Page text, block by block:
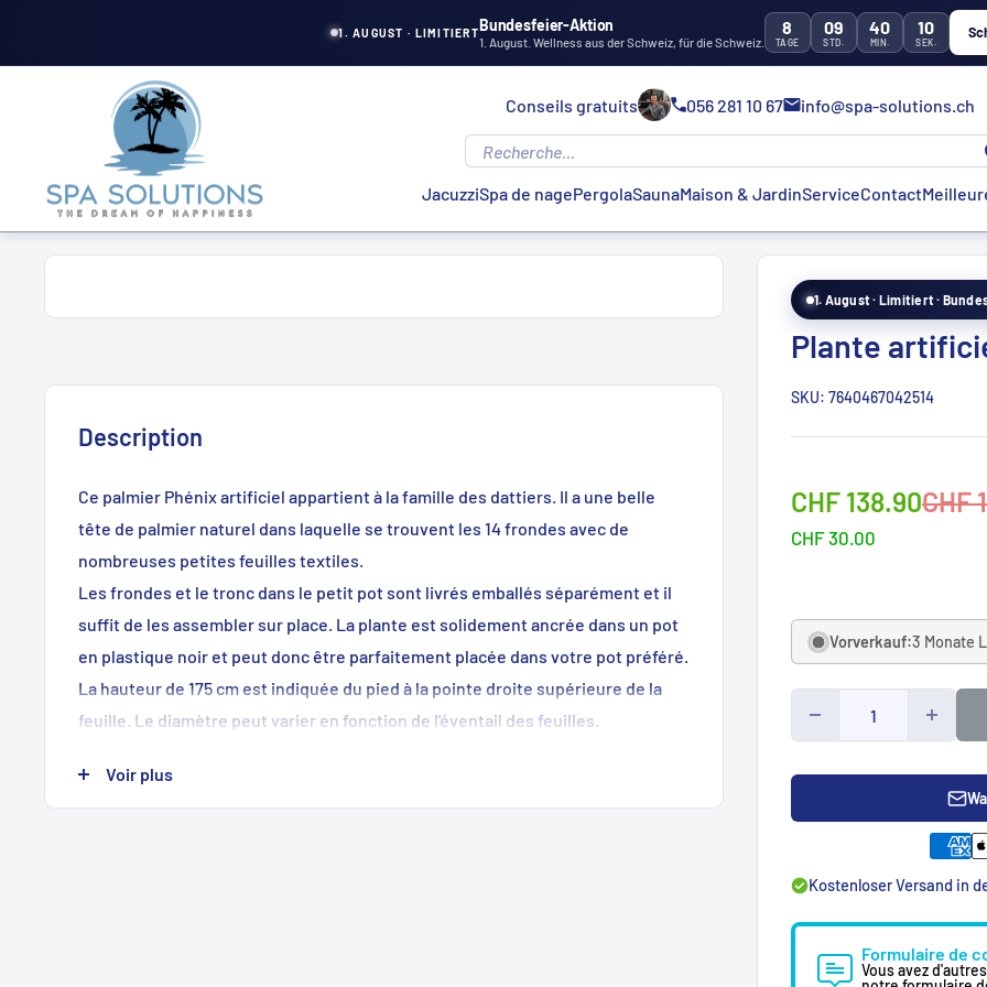
1. AUGUST · LIMITIERTBundesfeier-Aktion
1. August. Wellness aus der Schweiz, für die Schweiz.
8
TAGE
09
STD.
40
MIN.
09
SEK.
Conseils gratuits 056 281 10 67 info@spa-solutions.ch
JacuzziSpa de nagePergolaSaunaMaison & JardinServiceContact
1. August · Limitiert ·
Plante
SKU: 7640467042514
Sonderpreis
CHF 138.90CHF
CHF 30.00
Vorverkauf:3 Monate
Kostenloser Versand in
Formulaire de
Vous avez
Description
Ce palmier Phénix artificiel appartient à la famille des dattiers. Il a une belle
tête de palmier naturel dans laquelle se trouvent les 14 frondes avec de
nombreuses petites feuilles textiles.
Les frondes et le tronc dans le petit pot sont livrés emballés séparément et il
suffit de les assembler sur place. La plante est solidement ancrée dans un pot
en plastique noir et peut donc être parfaitement placée dans votre pot préféré.
La hauteur de 175 cm est indiquée du pied à la pointe droite supérieure de la
feuille. Le diamètre peut varier en fonction de l'éventail des feuilles.
Caractéristiques :
Hauteur : 175 cm
Voir plus